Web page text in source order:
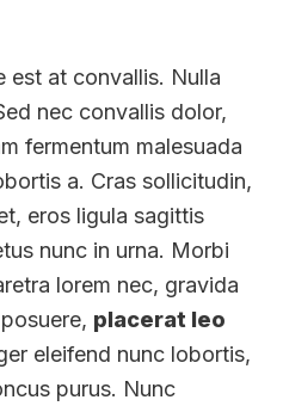
est at convallis. Nulla
nec convallis dolor,
fermentum malesuada
a. Cras sollicitudin,
eros ligula sagittis
nunc in urna. Morbi
lorem nec, gravida
placerat leo
eleifend nunc lobortis,
purus. Nunc